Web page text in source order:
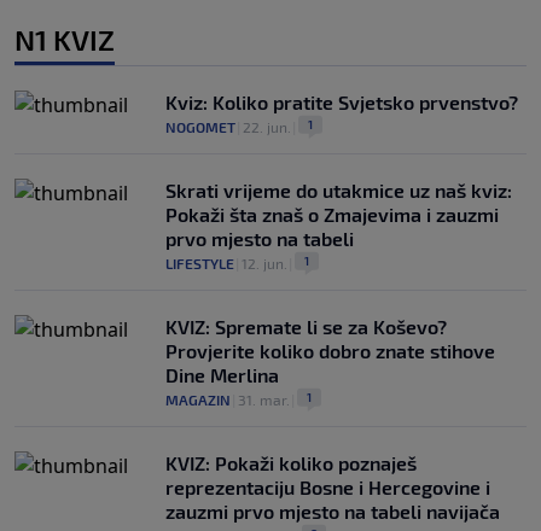
N1 KVIZ
Kviz: Koliko pratite Svjetsko prvenstvo?
NOGOMET 22. jun. 1
Skrati vrijeme do utakmice uz naš kviz:
Pokaži šta znaš o Zmajevima i zauzmi
prvo mjesto na tabeli
LIFESTYLE 12. jun. 1
KVIZ: Spremate li se za Koševo?
Provjerite koliko dobro znate stihove
Dine Merlina
MAGAZIN 31. mar. 1
KVIZ: Pokaži koliko poznaješ
reprezentaciju Bosne i Hercegovine i
zauzmi prvo mjesto na tabeli navijača